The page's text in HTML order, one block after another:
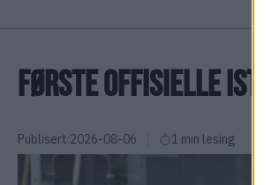
FØRSTE OFFISIELLE
Publisert:2026-08-06 1 min lesing